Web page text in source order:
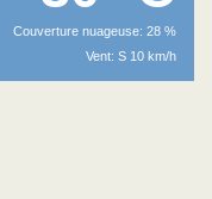
Couverture nuageuse: 28 %
Vent: S 10 km/h